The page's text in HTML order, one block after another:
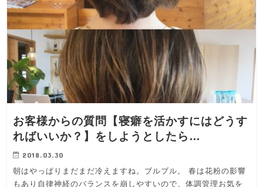
お客様からの質問【寝癖を活かすにはどうす
ればいいか？】をしようとしたら…
2018.03.30
朝はやっぱりまだまだ冷えますね。ブルブル。 春は花粉の影響
もあり自律神経のバランスを崩しやすいので、体調管理お気を